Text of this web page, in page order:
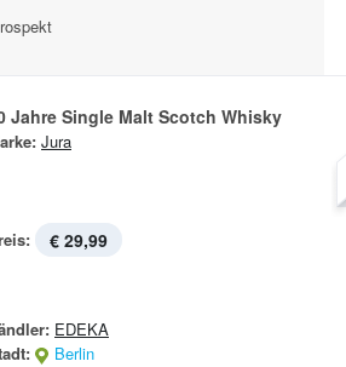
Jahre Single Malt Scotch Whisky
Jura
€ 29,99
EDEKA
Berlin